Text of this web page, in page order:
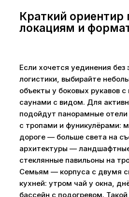
Краткий ориентир
локациям и
Если хочется уединения без
логистики, выбирайте
объекты у боковых рукавов
саунами с видом. Для
подойдут панорамные
с тропами и фуникулёрами:
дороге — больше света на
архитектуры —
стеклянные павильоны на
Семьям — корпуса с двумя
кухней: утром чай у окна,
бассейн с подогревом.